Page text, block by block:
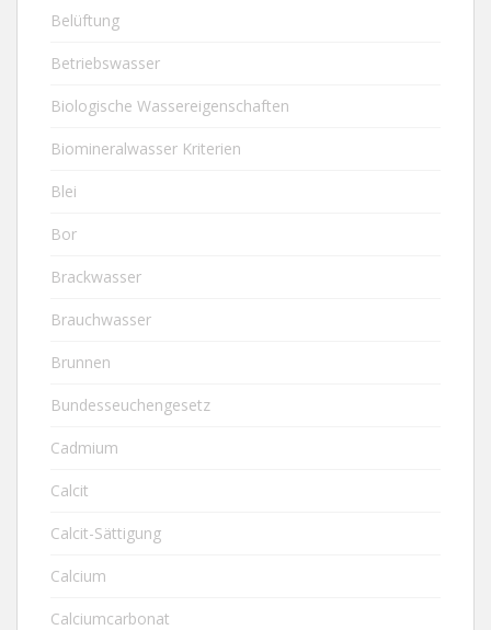
Belüftung
Betriebswasser
Biologische Wassereigenschaften
Biomineralwasser Kriterien
Blei
Bor
Brackwasser
Brauchwasser
Brunnen
Bundesseuchengesetz
Cadmium
Calcit
Calcit-Sättigung
Calcium
Calciumcarbonat